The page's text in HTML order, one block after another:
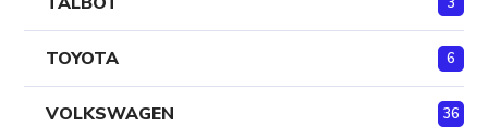
TOYOTA 6
VOLKSWAGEN 36